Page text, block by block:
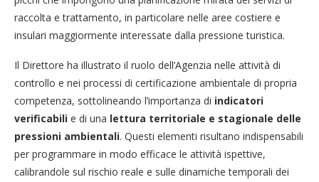
raccolta e trattamento, in particolare nelle aree costiere e
insulari maggiormente interessate dalla pressione turistica.
Il Direttore ha illustrato il ruolo dell’Agenzia nelle attività di
controllo e nei processi di certificazione ambientale di propria
competenza, sottolineando l’importanza di indicatori
verificabili e di una lettura territoriale e stagionale delle
pressioni ambientali. Questi elementi risultano indispensabili
per programmare in modo efficace le attività ispettive,
calibrandole sul rischio reale e sulle dinamiche temporali dei